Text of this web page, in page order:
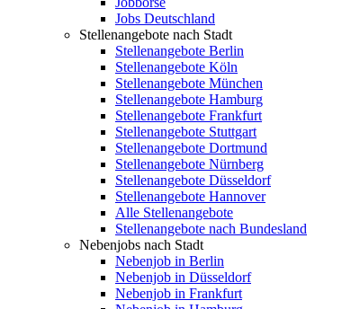
Jobs Deutschland
Stellenangebote nach Stadt
Stellenangebote Berlin
Stellenangebote Köln
Stellenangebote München
Stellenangebote Hamburg
Stellenangebote Frankfurt
Stellenangebote Stuttgart
Stellenangebote Dortmund
Stellenangebote Nürnberg
Stellenangebote Düsseldorf
Stellenangebote Hannover
Alle Stellenangebote
Stellenangebote nach Bundesland
Nebenjobs nach Stadt
Nebenjob in Berlin
Nebenjob in Düsseldorf
Nebenjob in Frankfurt